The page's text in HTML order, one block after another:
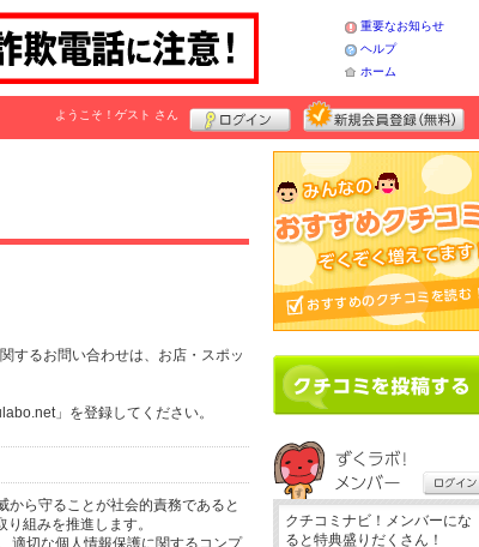
重要なお知らせ
ヘルプ
ホーム
ようこそ！ ゲスト さん
するお問い合わせは、お店・スポッ
」を登録してください。
ら守ることが社会的責務であると
組みを推進します。
適切な個人情報保護に関するコンプ
クチコミナビ！メンバーにな
ると特典盛りだくさん！